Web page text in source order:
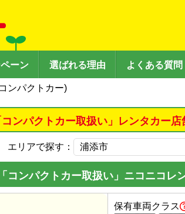
ーン 選ばれる理由 よくある質問
ンパクトカー)
ンパクトカー取扱い」レンタカー店
エリアで探す：
コンパクトカー取扱い」ニコニコレ
保有車両クラス